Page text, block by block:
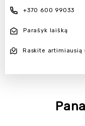
+370 600 99033
Parašyk laišką
Raskite artimiausią